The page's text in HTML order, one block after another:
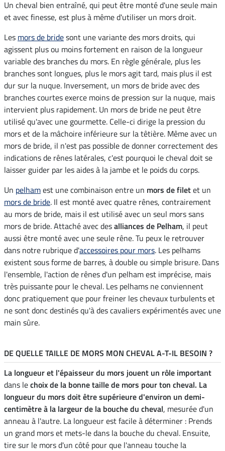
Un cheval bien entraîné, qui peut être monté d'une seule main
et avec finesse, est plus à même d'utiliser un mors droit.
Les mors de bridesont une variante des mors droits, qui
agissent plus ou moins fortement en raison de la longueur
variable des branches du mors. En règle générale, plus les
branches sont longues, plus le mors agit tard, mais plus il est
dur sur la nuque. Inversement, un mors de bride avec des
branches courtes exerce moins de pression sur la nuque, mais
intervient plus rapidement. Un mors de bride ne peut être
utilisé qu'avec une gourmette. Celle-ci dirige la pression du
mors et de la mâchoire inférieure sur la têtière. Même avec un
mors de bride, il n'est pas possible de donner correctement des
indications de rênes latérales, c'est pourquoi le cheval doit se
laisser guider par les aides à la jambe et le poids du corps.
Un pelhamest une combinaison entre un mors de filetet un
mors de bride. Il est monté avec quatre rênes, contrairement
au mors de bride, mais il est utilisé avec un seul mors sans
mors de bride. Attaché avec desalliances de Pelham, il peut
aussi être monté avec une seule rêne. Tu peux le retrouver
dans notre rubrique d'accessoires pour mors. Les pelhams
existent sous forme de barres, à double ou simple brisure. Dans
l'ensemble, l'action de rênes d'un pelham est imprécise, mais
très puissante pour le cheval. Les pelhams ne conviennent
donc pratiquement que pour freiner les chevaux turbulents et
ne sont donc destinés qu'à des cavaliers expérimentés avec une
main sûre.
DE QUELLE TAILLE DE MORS MON CHEVAL A-T-IL BESOIN ?
La longueur et l'épaisseur du mors jouent un rôle important
dans lechoix de la bonne taille de mors pour ton cheval. La
longueur du mors doit être supérieure d'environ un demi-
centimètre à la largeur de la bouche du cheval, mesurée d'un
anneau à l'autre. La longueur est facile à déterminer : Prends
un grand mors et mets-le dans la bouche du cheval. Ensuite,
tire sur le mors d'un côté pour que l'anneau touche la